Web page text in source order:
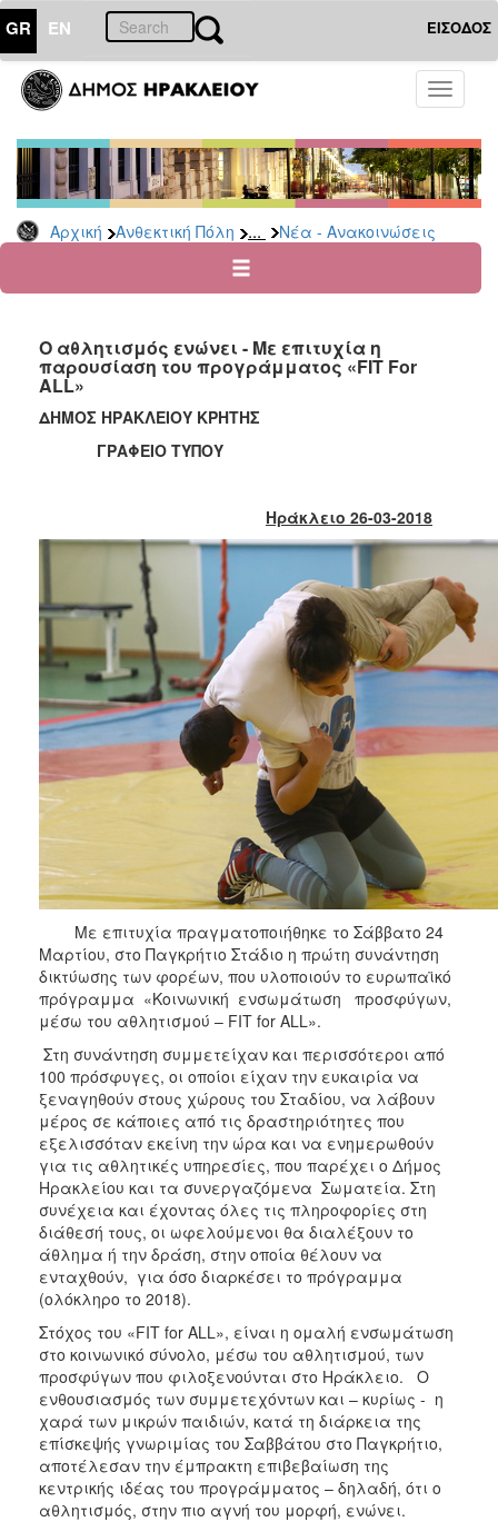
GR EN ΕΙΣΟΔΟΣ
Toggle
Αρχική Ανθεκτική Πόλη ... Νέα - Ανακοινώσεις
ΑΝΘΕΚΤΙΚΗ
ΠΟΛΗ
Κοινωνική
Πολιτική
Νέα
Ανακοινώσεις
για
Οικονομική
Αδυναμία
&
Καταστροφές
Φροντίδας
(Κ.Α.Π.Η.)
Δημιουργικής
Απασχόλησης
Παιδιών
(Κ.Δ.Α.Π.)
Κέντρα
Ημερήσιας
Φροντίδας
Ηλικιωμένων
(Κ.Η.Φ.Η.)
Κ.Δ.Α.Π.Α.μεΑ.
Αδειοδότηση
&
Έλεγχος
Βρεφονηπιακών
Σταθμών
Δημοτικό
Ιατρείο
Ξενώνας
Φιλοξενίας
Γυναικών
Κέντρο
Κοινότητας
Κοινωνικό
Φαρμακείο
Κοινωνικό
Παντοπωλείο
Ισότητα
των
Φύλων
Υγεία
Αυτόματοι
Απινιδωτές
Ο αθλητισμός ενώνει - Με επιτυχία η
παρουσίαση του προγράμματος «FIT For
ALL»
ΔΗΜΟΣ ΗΡΑΚΛΕΙΟΥ ΚΡΗΤΗΣ
ΓΡΑΦΕΙΟ ΤΥΠΟΥ
Ηράκλειο 26-03-2018
Με επιτυχία πραγματοποιήθηκε το Σάββατο 24
Μαρτίου, στο Παγκρήτιο Στάδιο η πρώτη συνάντηση
δικτύωσης των φορέων, που υλοποιούν το ευρωπαϊκό
πρόγραμμα «Κοινωνική ενσωμάτωση προσφύγων,
μέσω του αθλητισμού – FIT for ALL».
Στη συνάντηση συμμετείχαν και περισσότεροι από
100 πρόσφυγες, οι οποίοι είχαν την ευκαιρία να
ξεναγηθούν στους χώρους του Σταδίου, να λάβουν
μέρος σε κάποιες από τις δραστηριότητες που
εξελισσόταν εκείνη την ώρα και να ενημερωθούν
για τις αθλητικές υπηρεσίες, που παρέχει ο Δήμος
Ηρακλείου και τα συνεργαζόμενα Σωματεία. Στη
συνέχεια και έχοντας όλες τις πληροφορίες στη
διάθεσή τους, οι ωφελούμενοι θα διαλέξουν το
άθλημα ή την δράση, στην οποία θέλουν να
ενταχθούν, για όσο διαρκέσει το πρόγραμμα
(ολόκληρο το 2018).
Στόχος του «FIT for ALL», είναι η ομαλή ενσωμάτωση
στο κοινωνικό σύνολο, μέσω του αθλητισμού, των
προσφύγων που φιλοξενούνται στο Ηράκλειο. Ο
ενθουσιασμός των συμμετεχόντων και – κυρίως - η
χαρά των μικρών παιδιών, κατά τη διάρκεια της
επίσκεψής γνωριμίας του Σαββάτου στο Παγκρήτιο,
αποτέλεσαν την έμπρακτη επιβεβαίωση της
κεντρικής ιδέας του προγράμματος – δηλαδή, ότι ο
αθλητισμός, στην πιο αγνή του μορφή, ενώνει.